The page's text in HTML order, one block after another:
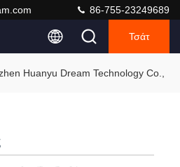
86-755-23249689
Τσάτ
Huanyu Dream Technology Co.,